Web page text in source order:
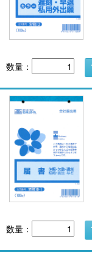
数量：
数量：